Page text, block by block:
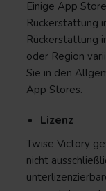
Einige App
Rückerstattung
Rückerstattung
oder Region
Sie in den
App Stores.
Lizenz
Twise Victory
nicht